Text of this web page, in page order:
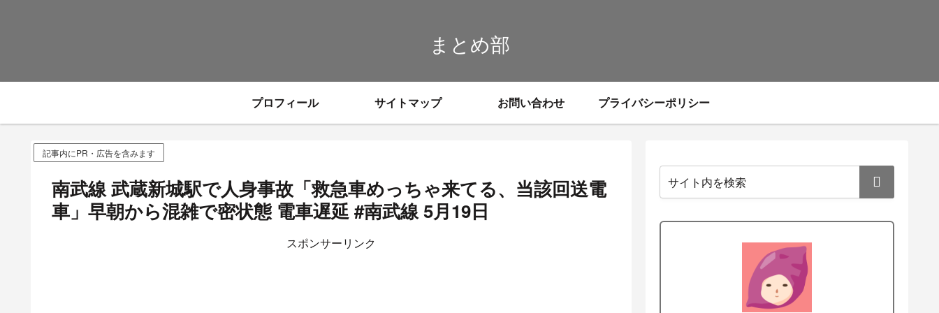
まとめ部
プロフィール サイトマップ お問い合わせ プライバシーポリシー
記事内にPR・広告を含みます
南武線 武蔵新城駅で人身事故「救急車めっちゃ来てる、当該回送電
車」早朝から混雑で密状態 電車遅延 #南武線 5月19日
スポンサーリンク